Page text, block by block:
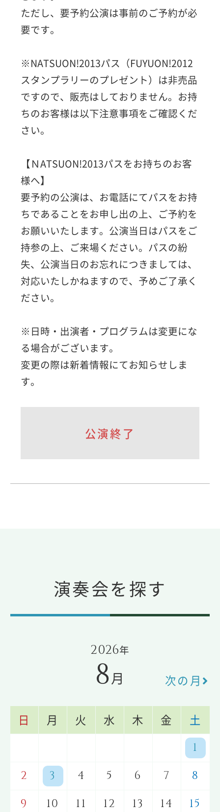
ただし、要予約公演は事前のご予約が必
要です。
※NATSUON!2013パス（FUYUON!2012
スタンプラリーのプレゼント）は非売品
ですので、販売はしておりません。お持
ちのお客様は以下注意事項をご確認くだ
さい。
【ＮATSUON!2013パスをお持ちのお客
様へ】
要予約の公演は、お電話にてパスをお持
ちであることをお申し出の上、ご予約を
お願いいたします。公演当日はパスをご
持参の上、ご来場ください。パスの紛
失、公演当日のお忘れにつきましては、
対応いたしかねますので、予めご了承く
ださい。
※日時・出演者・プログラムは変更にな
る場合がございます。
変更の際は新着情報にてお知らせしま
す。
公演終了
演奏会を探す
2026年
8月 次の月
日 月 火 水 木 金 土
1
2
3 4 5 6 7
8
9
10 11 12 13 14
15